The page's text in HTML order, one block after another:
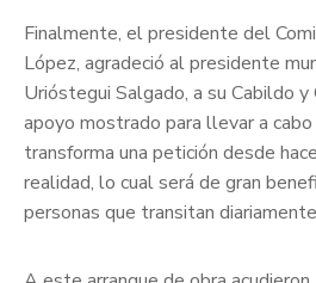
Finalmente, el presidente del
López, agradeció al presidente
Urióstegui Salgado, a su Cabildo
apoyo mostrado para llevar a
transforma una petición desde
realidad, lo cual será de gran
personas que transitan